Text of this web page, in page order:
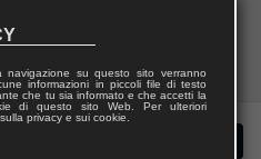
su questo sito verranno
informazioni in piccoli file di testo
che tu sia informato e che accetti la
di questo sito Web. Per ulteriori
privacy e sui cookie.